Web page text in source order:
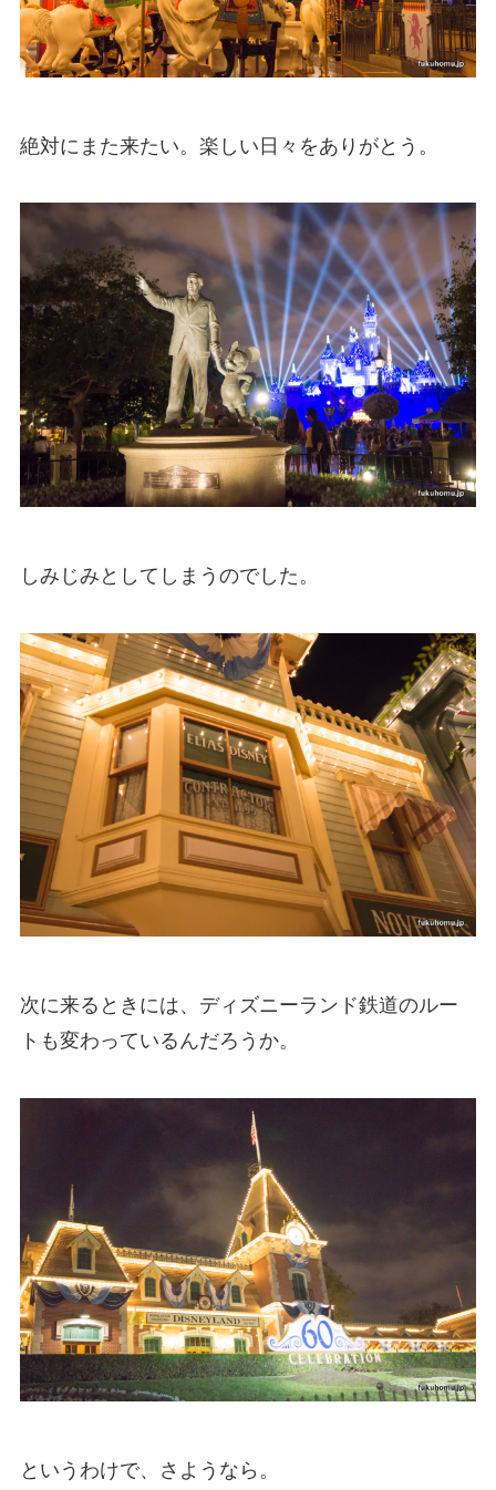
絶対にまた来たい。楽しい日々をありがとう。
しみじみとしてしまうのでした。
次に来るときには、ディズニーランド鉄道のルー
トも変わっているんだろうか。
というわけで、さようなら。